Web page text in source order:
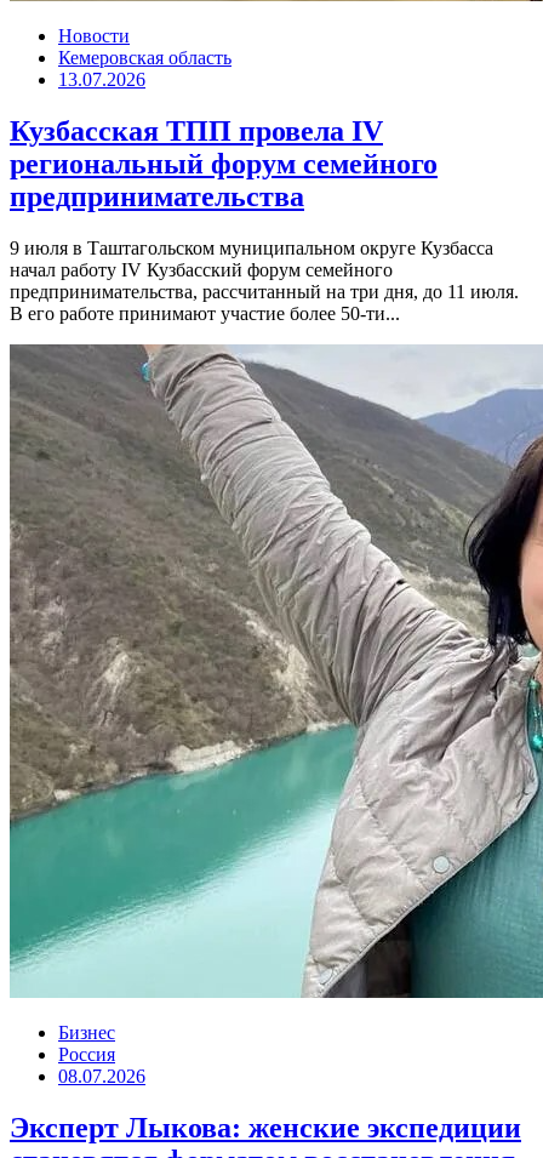
Новости
Кемеровская область
13.07.2026
Кузбасская ТПП провела IV
региональный форум семейного
предпринимательства
9 июля в Таштагольском муниципальном округе Кузбасса
начал работу IV Кузбасский форум семейного
предпринимательства, рассчитанный на три дня, до 11 июля.
В его работе принимают участие более 50-ти...
Бизнес
Россия
08.07.2026
Эксперт Лыкова: женские экспедиции